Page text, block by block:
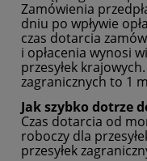
Zamówienia
dniu po wpływie
czas dotarcia
i opłacenia wynosi
przesyłek
zagranicznych to 1
Jak szybko dotrze
Czas dotarcia od
roboczy dla
przesyłek